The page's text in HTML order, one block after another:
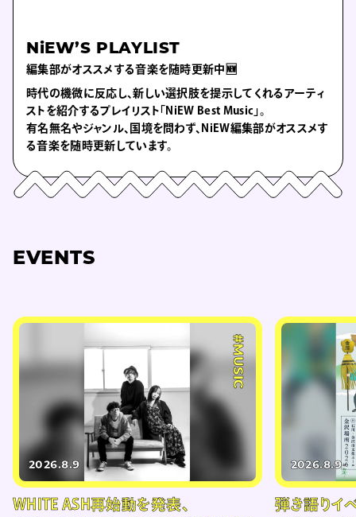
NiEW’S PLAYLIST
編集部がオススメする音楽を随時更新中🆕
時代の機微に反応し、新しい選択肢を提示してくれるアーティ
ストを紹介するプレイリスト「NiEW Best Music」。
有名無名やジャンル、国境を問わず、NiEW編集部がオススメす
る音楽を随時更新しています。
EVENTS
#MUSIC
2026.8.9
WHITE ASH再始動を発表、
2026.8.9
弾き語りイ